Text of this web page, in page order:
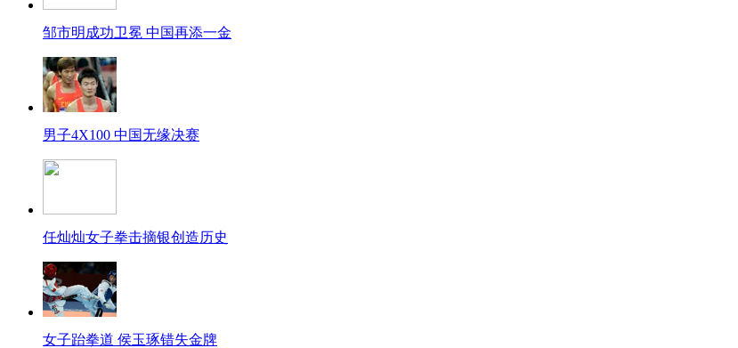
邹市明成功卫冕 中国再添一金
男子4X100 中国无缘决赛
任灿灿女子拳击摘银创造历史
女子跆拳道 侯玉琢错失金牌